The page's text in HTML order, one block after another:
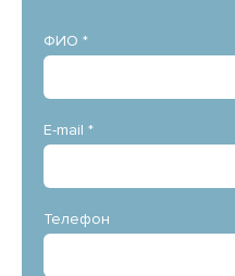
ФИО *
E-mail *
Телефон